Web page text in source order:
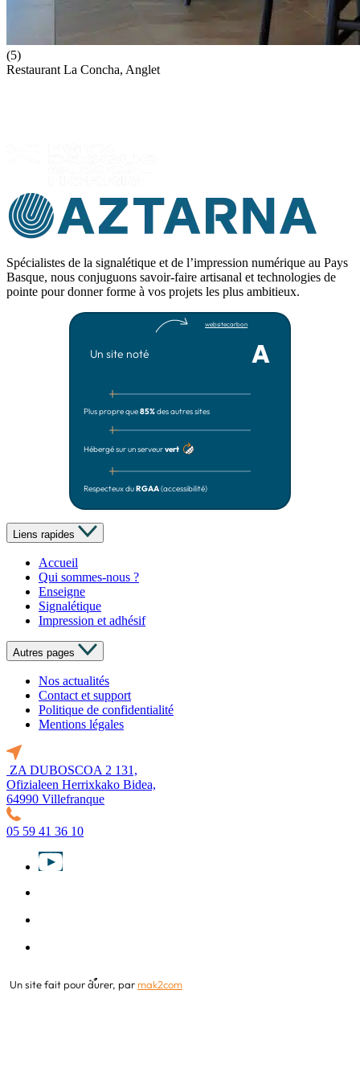
(5)
Restaurant La Concha, Anglet
Spécialistes de la signalétique et de l’impression numérique au Pays
Basque, nous conjuguons savoir-faire artisanal et technologies de
pointe pour donner forme à vos projets les plus ambitieux.
Un site noté
websitecarbon
A
Plus propre que85%des autres sites
Hébergé sur un serveurvert
Respecteux duRGAA(accessibilité)
Liens rapides
Accueil
Qui sommes-nous ?
Enseigne
Signalétique
Impression et adhésif
Autres pages
Nos actualités
Contact et support
Politique de confidentialité
Mentions légales
ZA DUBOSCOA 2 131,
Ofizialeen Herrixkako Bidea,
64990 Villefranque
05 59 41 36 10
Un site fait pourdurer, par mak2com